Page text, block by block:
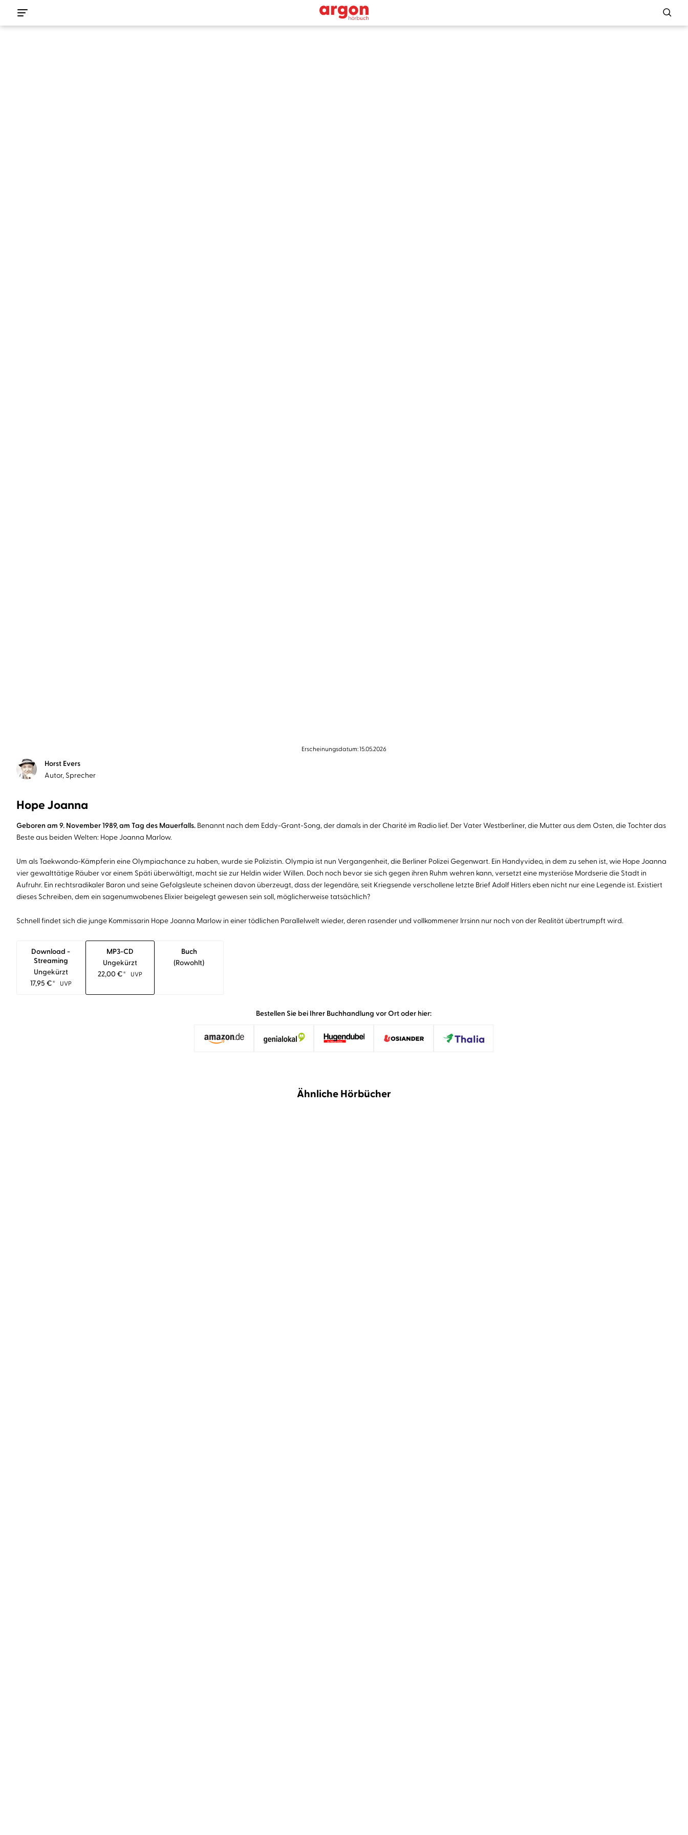
Erscheinungsdatum: 15.05.2026
Horst Evers
Autor, Sprecher
Hope Joanna
Geboren am 9. November 1989, am Tag des Mauerfalls.Benannt nach dem Eddy-Grant-Song, der damals in der Charité im Radio lief. Der Vater Westberliner, die Mutter aus dem Osten, die Tochter das
Beste aus beiden Welten: Hope Joanna Marlow.
Um als Taekwondo-Kämpferin eine Olympiachance zu haben, wurde sie Polizistin. Olympia ist nun Vergangenheit, die Berliner Polizei Gegenwart. Ein Handyvideo, in dem zu sehen ist, wie Hope Joanna
vier gewalttätige Räuber vor einem Späti überwältigt, macht sie zur Heldin wider Willen. Doch noch bevor sie sich gegen ihren Ruhm wehren kann, versetzt eine mysteriöse Mordserie die Stadt in
Aufruhr. Ein rechtsradikaler Baron und seine Gefolgsleute scheinen davon überzeugt, dass der legendäre, seit Kriegsende verschollene letzte Brief Adolf Hitlers eben nicht nur eine Legende ist. Existiert
dieses Schreiben, dem ein sagenumwobenes Elixier beigelegt gewesen sein soll, möglicherweise tatsächlich?
Schnell findet sich die junge Kommissarin Hope Joanna Marlow in einer tödlichen Parallelwelt wieder, deren rasender und vollkommener Irrsinn nur noch von der Realität übertrumpft wird.
Download -
Streaming
Ungekürzt
17,95 €* UVP
MP3-CD
Ungekürzt
22,00 €* UVP
Buch
(rowohlt)
Bestellen Sie bei Ihrer Buchhandlung vor Ort oder hier:
Ähnliche Hörbücher